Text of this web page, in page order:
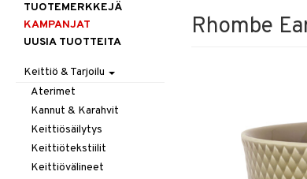
Rhombe
TUOTEMERKKEJÄ
KAMPANJAT
UUSIA TUOTTEITA
Keittiö & Tarjoilu
Aterimet
Kannut & Karahvit
Keittiösäilytys
Keittiötekstiilit
Keittiövälineet